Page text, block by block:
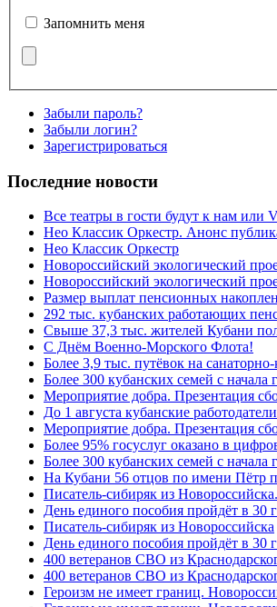
Запомнить меня
Забыли пароль?
Забыли логин?
Зарегистрироваться
Последние новости
Все театры в гости будут к нам или
Нео Классик Оркестр. Анонс
Нео Классик Оркестр
Новороссийский экологический
Новороссийский экологический
Размер выплат пенсионных
292 тыс. кубанских работающих
Свыше 37,3 тыс. жителей Кубани
C Днём Военно-Морского Флота!
Более 3,9 тыс. путёвок на
Более 300 кубанских семей с начала
Мероприятие добра. Презентация
До 1 августа кубанские
Мероприятие добра. Презентация
Более 95% госуслуг оказано в
Более 300 кубанских семей с начала
На Кубани 56 отцов по имени Пётр
Писатель-сибиряк из
День единого пособия пройдёт в 30
Писатель-сибиряк из Новороссийска
День единого пособия пройдёт в 30
400 ветеранов СВО из
400 ветеранов СВО из
Героизм не имеет границ.